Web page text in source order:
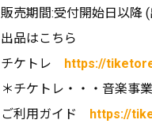
販売期間:受付開始日以降
出品はこちら
チケトレ https://
＊チケトレ・・・音楽事
ご利用ガイド https://